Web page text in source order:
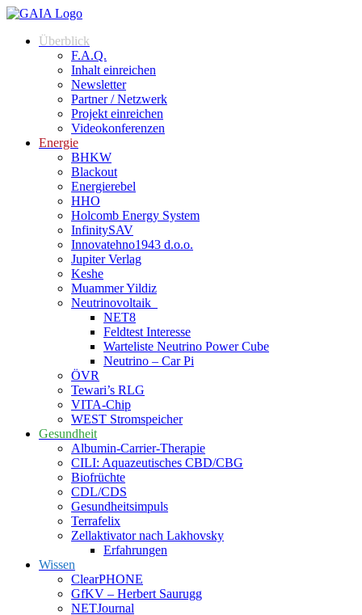
Überblick
F.A.Q.
Inhalt einreichen
Newsletter
Partner / Netzwerk
Projekt einreichen
Videokonferenzen
Energie
BHKW
Blackout
Energierebel
HHO
Holcomb Energy System
InfinitySAV
Innovatehno1943 d.o.o.
Jupiter Verlag
Keshe
Muammer Yildiz
Neutrinovoltaik
NET8
Feldtest Interesse
Warteliste Neutrino Power Cube
Neutrino – Car Pi
ÖVR
Tewari’s RLG
VITA-Chip
WEST Stromspeicher
Gesundheit
Albumin-Carrier-Therapie
CILI: Aquazeutisches CBD/CBG
Biofrüchte
CDL/CDS
Gesundheitsimpuls
Terrafelix
Zellaktivator nach Lakhovsky
Erfahrungen
Wissen
ClearPHONE
GfKV – Herbert Saurugg
NETJournal